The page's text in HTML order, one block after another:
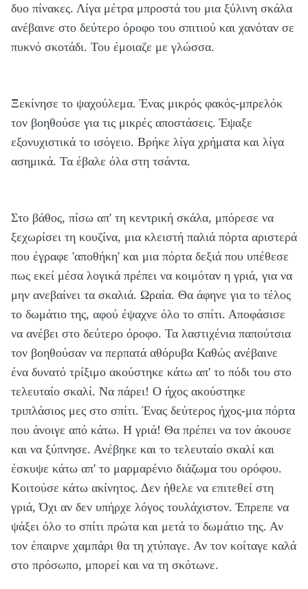
δυο πίνακες. Λίγα μέτρα μπροστά του μια ξύλινη σκάλα
ανέβαινε στο δεύτερο όροφο του σπιτιού και χανόταν σε
πυκνό σκοτάδι. Του έμοιαζε με γλώσσα.
Ξεκίνησε το ψαχούλεμα. Ένας μικρός φακός-μπρελόκ
τον βοηθούσε για τις μικρές αποστάσεις. Έψαξε
εξονυχιστικά το ισόγειο. Βρήκε λίγα χρήματα και λίγα
ασημικά. Τα έβαλε όλα στη τσάντα.
Στο βάθος, πίσω απ' τη κεντρική σκάλα, μπόρεσε να
ξεχωρίσει τη κουζίνα, μια κλειστή παλιά πόρτα αριστερά
που έγραφε 'αποθήκη' και μια πόρτα δεξιά που υπέθεσε
πως εκεί μέσα λογικά πρέπει να κοιμόταν η γριά, για να
μην ανεβαίνει τα σκαλιά. Ωραία. Θα άφηνε για το τέλος
το δωμάτιο της, αφού έψαχνε όλο το σπίτι. Αποφάσισε
να ανέβει στο δεύτερο όροφο. Τα λαστιχένια παπούτσια
τον βοηθούσαν να περπατά αθόρυβα Καθώς ανέβαινε
ένα δυνατό τρίξιμο ακούστηκε κάτω απ' το πόδι του στο
τελευταίο σκαλί. Να πάρει! Ο ήχος ακούστηκε
τριπλάσιος μες στο σπίτι. Ένας δεύτερος ήχος-μια πόρτα
που άνοιγε από κάτω. Η γριά! Θα πρέπει να τον άκουσε
και να ξύπνησε. Ανέβηκε και το τελευταίο σκαλί και
έσκυψε κάτω απ' το μαρμαρένιο διάζωμα του ορόφου.
Κοιτούσε κάτω ακίνητος. Δεν ήθελε να επιτεθεί στη
γριά, Όχι αν δεν υπήρχε λόγος τουλάχιστον. Έπρεπε να
ψάξει όλο το σπίτι πρώτα και μετά το δωμάτιο της. Αν
τον έπαιρνε χαμπάρι θα τη χτύπαγε. Αν τον κοίταγε καλά
στο πρόσωπο, μπορεί και να τη σκότωνε.